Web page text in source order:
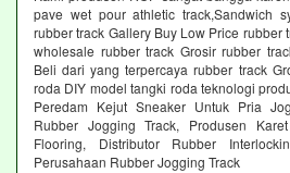
pave wet pour athletic track,Sandwich
rubber track Gallery Buy Low Price rubber
wholesale rubber track Grosir rubber
Beli dari yang terpercaya rubber track
roda DIY model tangki roda teknologi
Peredam Kejut Sneaker Untuk Pria
Rubber Jogging Track, Produsen
Flooring, Distributor Rubber
Perusahaan Rubber Jogging Track